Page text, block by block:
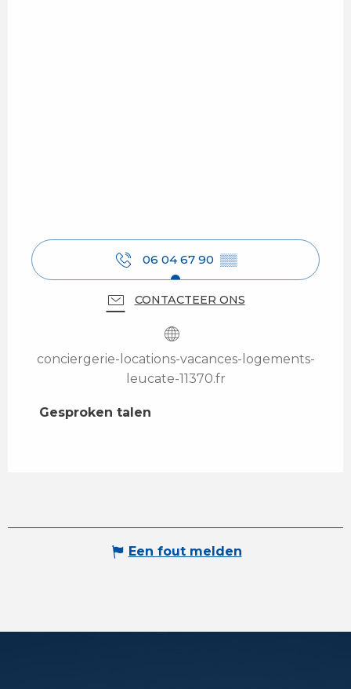
06 04 67 90 ▒▒
CONTACTEER ONS
conciergerie-locations-vacances-logements-
leucate-11370.fr
Gesproken talen
Gesproken talen
Een fout melden